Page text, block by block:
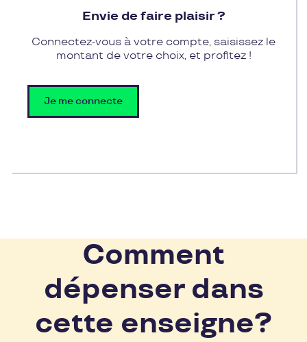
qualité chez Chaussures Jack Son.
Envie de faire plaisir ?
Connectez-vous à votre compte, saisissez le
montant de votre choix, et profitez !
Je me connecte
Comment
dépenser dans
cette enseigne?